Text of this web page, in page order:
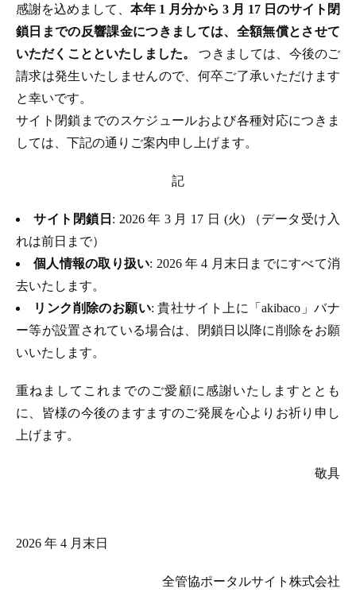
感謝を込めまして、 本年 1 月分から 3 月 17 日のサイト閉
鎖日までの反響課金につきましては、全額無償とさせて
いただくことといたしました。つきましては、今後のご
請求は発生いたしませんので、何卒ご了承いただけます
と幸いです。
サイト閉鎖までのスケジュールおよび各種対応につきま
しては、下記の通りご案内申し上げます。
記
サイト閉鎖日 : 2026 年 3 月 17 日 (火) （データ受け入
れは前日まで）
個人情報の取り扱い: 2026 年 4 月末日までにすべて消
去いたします。
リンク削除のお願い: 貴社サイト上に「akibaco」バナ
ー等が設置されている場合は、閉鎖日以降に削除をお願
いいたします。
重ねましてこれまでのご愛顧に感謝いたしますととも
に、皆様の今後のますますのご発展を心よりお祈り申し
上げます。
敬具
2026 年 4 月末日
全管協ポータルサイト株式会社